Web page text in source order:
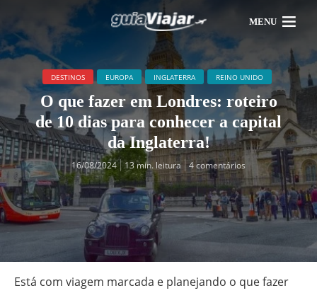
MENU
DESTINOS EUROPA INGLATERRA REINO UNIDO
O que fazer em Londres: roteiro
de 10 dias para conhecer a capital
da Inglaterra!
16/08/2024 13 min. leitura 4 comentários
Está com viagem marcada e planejando o que fazer